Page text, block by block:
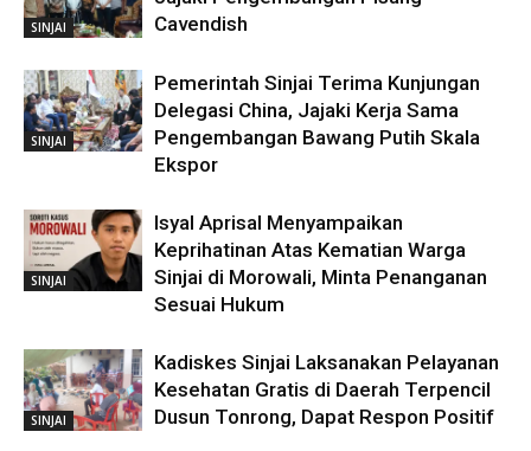
SINJAI
Cavendish
SINJAI
Pemerintah Sinjai Terima Kunjungan
Delegasi China, Jajaki Kerja Sama
Pengembangan Bawang Putih Skala
Ekspor
SINJAI
Isyal Aprisal Menyampaikan
Keprihatinan Atas Kematian Warga
Sinjai di Morowali, Minta Penanganan
Sesuai Hukum
SINJAI
Kadiskes Sinjai Laksanakan Pelayanan
Kesehatan Gratis di Daerah Terpencil
Dusun Tonrong, Dapat Respon Positif